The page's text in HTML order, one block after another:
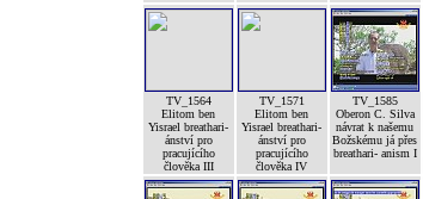
TV_1564
Elitom ben
Yisrael breathari-
ánství pro
pracujícího
člověka III
TV_1571
Elitom ben
Yisrael breathari-
ánství pro
pracujícího
člověka IV
TV_1585
Oberon C. Silva
návrat k našemu
Božskému já přes
breathari- anism I